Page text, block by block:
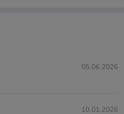
05.06.2026
10.01.2026